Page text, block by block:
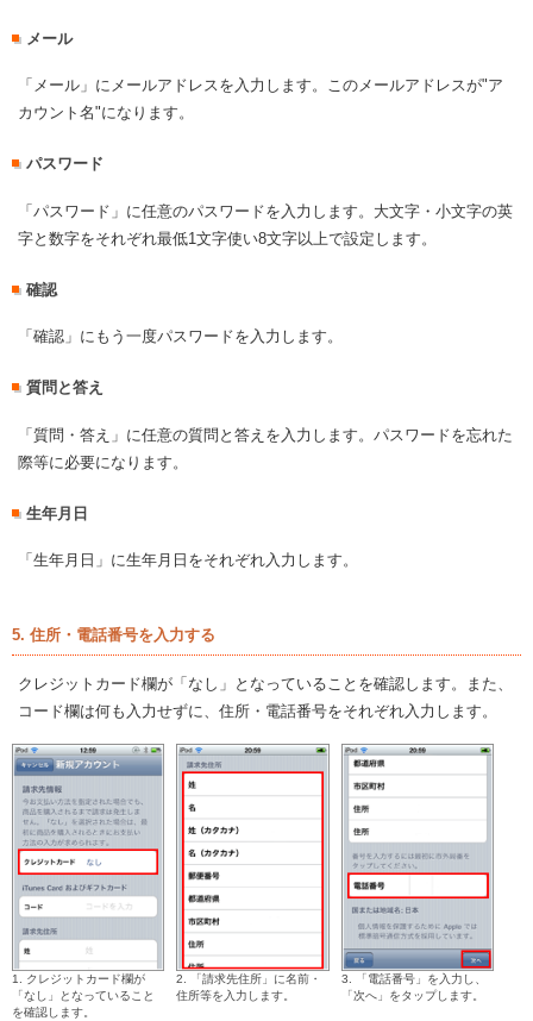
メール
「メール」にメールアドレスを入力します。このメールアドレスが"ア
カウント名"になります。
パスワード
「パスワード」に任意のパスワードを入力します。大文字・小文字の英
字と数字をそれぞれ最低1文字使い8文字以上で設定します。
確認
「確認」にもう一度パスワードを入力します。
質問と答え
「質問・答え」に任意の質問と答えを入力します。パスワードを忘れた
際等に必要になります。
生年月日
「生年月日」に生年月日をそれぞれ入力します。
5. 住所・電話番号を入力する
クレジットカード欄が「なし」となっていることを確認します。また、
コード欄は何も入力せずに、住所・電話番号をそれぞれ入力します。
1. クレジットカード欄が
「なし」となっていること
を確認します。
2. 「請求先住所」に名前・
住所等を入力します。
3. 「電話番号」を入力し、
「次へ」をタップします。